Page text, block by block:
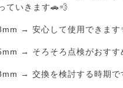
ていきます🚗💨
→ 安心して使用できます
→ そろそろ点検がおすす
→ 交換を検討する時期